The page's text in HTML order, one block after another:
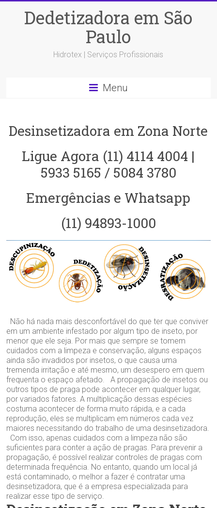
Dedetizadora em São
Paulo
Hidrotex | Serviços Profissionais
Menu
Desinsetizadora em Zona Norte
Ligue Agora (11) 4114 4004 |
5933 5165 / 5084 3780
Emergências e Whatsapp
(11) 94893-1000
Não há nada mais desconfortável do que ter que conviver
em um ambiente infestado por algum tipo de inseto, por
menor que ele seja. Por mais que sempre se tomem
cuidados com a limpeza e conservação, alguns espaços
ainda são invadidos por insetos, o que causa uma
tremenda irritação e até mesmo, um desespero em quem
frequenta o espaço afetado. A propagação de insetos ou
outros tipos de praga pode acontecer em qualquer lugar,
por variados fatores. A multiplicação dessas espécies
costuma acontecer de forma muito rápida, e a cada
reprodução, eles se multiplicam em números cada vez
maiores necessitando do trabalho de uma desinsetizadora.
Com isso, apenas cuidados com a limpeza não são
suficientes para conter a ação de pragas. Para prevenir a
propagação, é possível realizar controles de pragas com
determinada frequência. No entanto, quando um local já
está contaminado, o melhor a fazer é contratar uma
desinsetizadora, que é a empresa especializada para
realizar esse tipo de serviço.